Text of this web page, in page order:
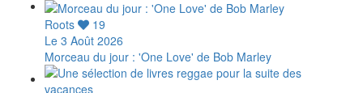
Roots
19
Le 3 Août 2026
Morceau du jour : 'One Love' de Bob Marley